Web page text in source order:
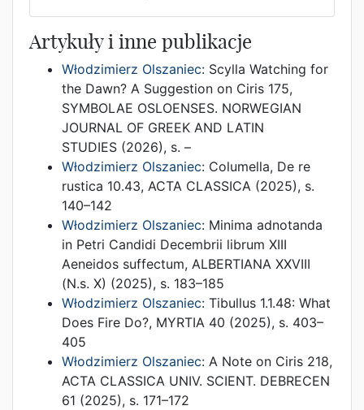
Artykuły i inne publikacje
Włodzimierz Olszaniec: Scylla Watching for
the Dawn? A Suggestion on Ciris 175,
SYMBOLAE OSLOENSES. NORWEGIAN
JOURNAL OF GREEK AND LATIN
STUDIES (2026), s. –
Włodzimierz Olszaniec: Columella, De re
rustica 10.43, ACTA CLASSICA (2025), s.
140–142
Włodzimierz Olszaniec: Minima adnotanda
in Petri Candidi Decembrii librum XIII
Aeneidos suffectum, ALBERTIANA XXVIII
(N.s. X) (2025), s. 183–185
Włodzimierz Olszaniec: Tibullus 1.1.48: What
Does Fire Do?, MYRTIA 40 (2025), s. 403–
405
Włodzimierz Olszaniec: A Note on Ciris 218,
ACTA CLASSICA UNIV. SCIENT. DEBRECEN
61 (2025), s. 171–172